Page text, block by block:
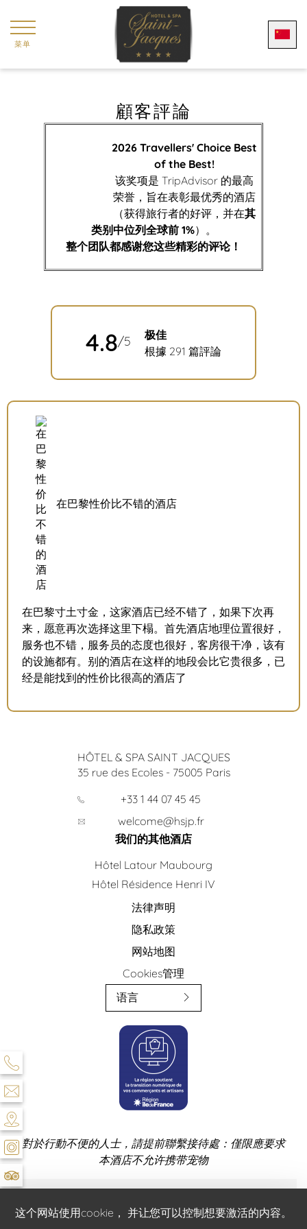
菜单
顧客評論
2026 Travellers' Choice Best
of the Best!
该奖项是 TripAdvisor 的最高
荣誉，旨在表彰最优秀的酒店
（获得旅行者的好评，并在其
类别中位列全球前 1%）。
整个团队都感谢您这些精彩的评论！
4.8/5
极佳
根據 291 篇評論
在巴黎性价比不错的酒店
在巴黎寸土寸金，这家酒店已经不错了，如果下次再
来，愿意再次选择这里下榻。首先酒店地理位置很好，
服务也不错，服务员的态度也很好，客房很干净，该有
的设施都有。别的酒店在这样的地段会比它贵很多，已
经是能找到的性价比很高的酒店了
HÔTEL & SPA SAINT JACQUES
35 rue des Ecoles- 75005 Paris
+33 1 44 07 45 45
welcome@hsjp.fr
我们的其他酒店
Hôtel Latour Maubourg
Hôtel Résidence Henri IV
法律声明
隐私政策
网站地图
Cookies管理
语言
對於行動不便的人士，請提前聯繫接待處：僅限應要求
本酒店不允许携带宠物
与制作：Agence WEBCOM
这个网站使用cookie， 并让您可以控制想要激活的内容。